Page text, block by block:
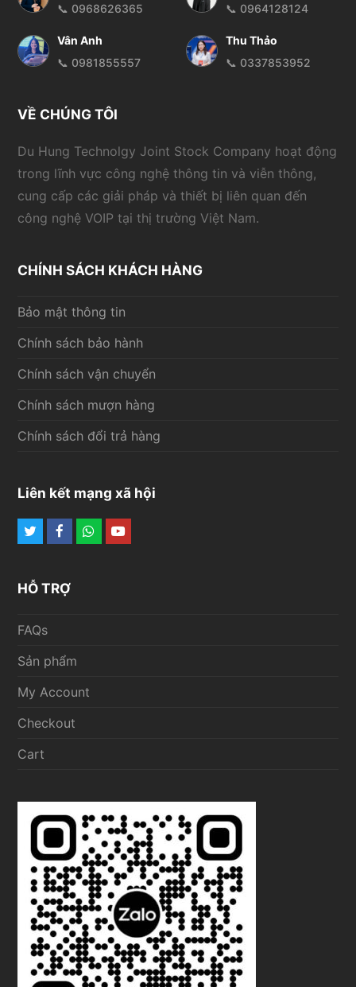
📞 0968626365
📞 0964128124
Vân Anh
📞 0981855557
Thu Thảo
📞 0337853952
VỀ CHÚNG TÔI
Du Hung Technolgy Joint Stock Company hoạt động
trong lĩnh vực công nghệ thông tin và viễn thông,
cung cấp các giải pháp và thiết bị liên quan đến
công nghệ VOIP tại thị trường Việt Nam.
CHÍNH SÁCH KHÁCH HÀNG
Bảo mật thông tin
Chính sách bảo hành
Chính sách vận chuyển
Chính sách mượn hàng
Chính sách đổi trả hàng
Liên kết mạng xã hội
TwitterFacebook
Whatsapp
Youtube
HỖ TRỢ
FAQs
Sản phẩm
My Account
Checkout
Cart